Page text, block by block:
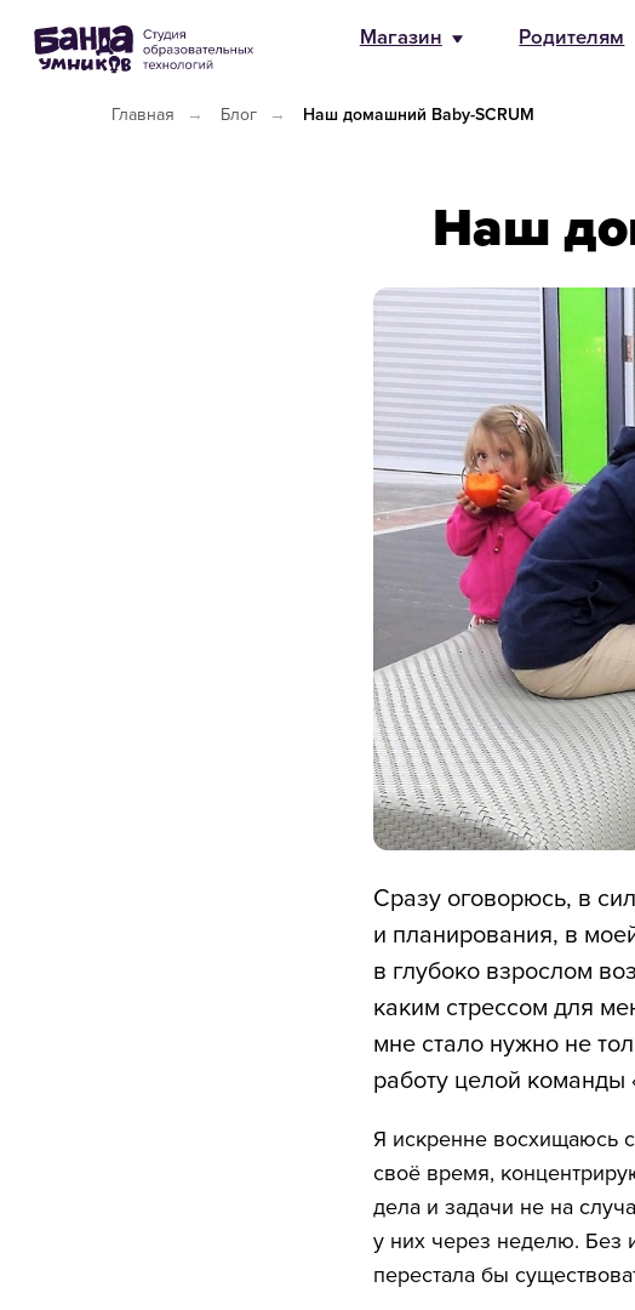
Родителям HR и бизнесу
Главная → Блог → Наш домашний Baby-SCRUM
Наш
Сразу оговорюсь, в
и планирования, в
в глубоко взрослом
каким стрессом для
мне стало нужно не
работу целой
Я искренне восхищаюсь
своё время,
дела и задачи не на
у них через неделю. Без
перестала бы